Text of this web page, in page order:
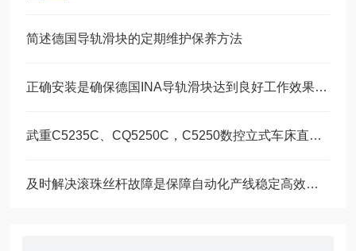
简述德国导轨滑块的定期维护保养方法
正确安装是确保德国INA导轨滑块达到良好工作效果的关键
武重C5235C、CQ5250C，C5250数控立式车床直线运动滑块WEH35CA/WEW35CC
及时解决滚珠丝杆故障是保障自动化产线稳定高效的关键